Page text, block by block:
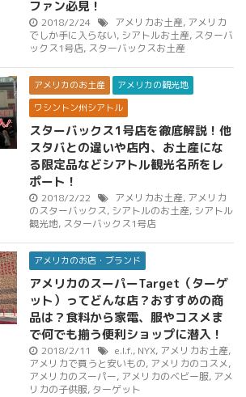
ファン必見！
2018/2/24 アメリカお土産, アメリカ
でしか手に入らない, シアトルお土産, スターバ
ックス1号店, スターバックスお土産
アメリカのお土産
アメリカの観光地
ワシントン州シアトル
スターバックス1号店を徹底解説！他
スタバとの違いや店内、お土産にな
る限定品などシアトル観光名所をレ
ポート！
2018/2/22 アメリカお土産, アメリカ
のスターバックス, シアトルのお土産, シアトル
観光地, スターバックス1号店
アメリカのお店・ブランド
アメリカのスーパーTarget（ターゲ
ット）ってどんな店？おすすめの商
品は？食料から家電、服やコスメま
で何でも揃う便利ショップに潜入！
2018/2/11 e.l.f., NYX, アメリカお土産,
アメリカで買うと安いもの, アメリカのコスメ,
アメリカのスーパー, アメリカのベビー服, アメ
リカの子供服, ターゲット